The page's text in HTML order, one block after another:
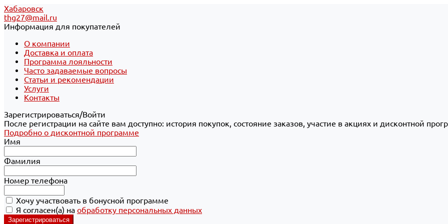
Хабаровск
thg27@mail.ru
Информация для покупателей
О компании
Доставка и оплата
Программа лояльности
Часто задаваемые вопросы
Статьи и рекомендации
Услуги
Контакты
Зарегистрироваться/Войти
После регистрации на сайте вам доступно: история покупок, состояние заказов, участие в акциях и дисконтной
Подробно о дисконтной программе
Имя
Фамилия
Номер телефона
Хочу участвовать в бонусной программе
Я согласен(а) на обработку персональных данных